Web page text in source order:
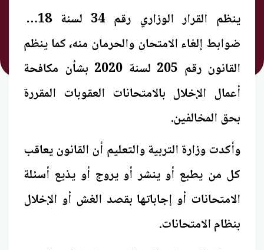
ينظم القرار الوزاري رقم 34 لسنة 2018
ضوابط إلغاء الامتحان والحرمان منه، كما ينظم
القانون رقم 205 لسنة 2020 بشأن مكافحة
أعمال الإخلال بالامتحانات العقوبات المقررة
بحق المخالفين.
وأكدت وزارة التربية والتعليم أن القانون يعاقب
كل من يطبع أو ينشر أو يروج أو يذيع أسئلة
الامتحانات أو إجاباتها بقصد الغش أو الإخلال
بنظام الامتحانات.